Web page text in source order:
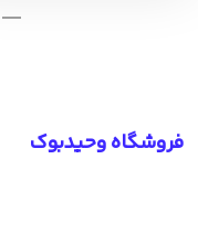
فروشگاه وحیدبوک